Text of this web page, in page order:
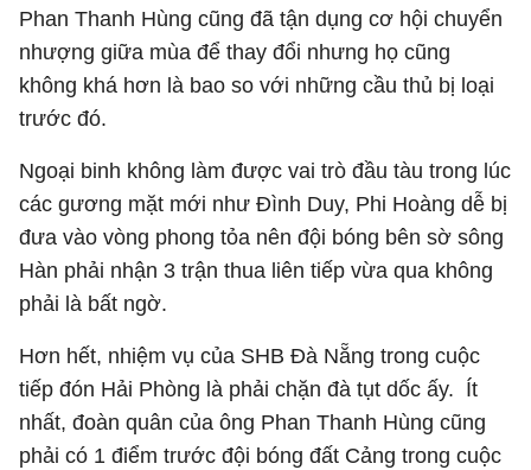
Phan Thanh Hùng cũng đã tận dụng cơ hội chuyển
nhượng giữa mùa để thay đổi nhưng họ cũng
không khá hơn là bao so với những cầu thủ bị loại
trước đó.
Ngoại binh không làm được vai trò đầu tàu trong lúc
các gương mặt mới như Đình Duy, Phi Hoàng dễ bị
đưa vào vòng phong tỏa nên đội bóng bên sờ sông
Hàn phải nhận 3 trận thua liên tiếp vừa qua không
phải là bất ngờ.
Hơn hết, nhiệm vụ của SHB Đà Nẵng trong cuộc
tiếp đón Hải Phòng là phải chặn đà tụt dốc ấy. Ít
nhất, đoàn quân của ông Phan Thanh Hùng cũng
phải có 1 điểm trước đội bóng đất Cảng trong cuộc